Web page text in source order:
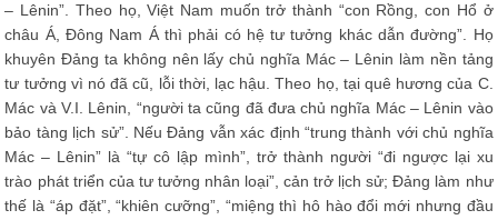
– Lênin”. Theo họ, Việt Nam muốn trở thành “con Rồng, con Hổ ở
châu Á, Đông Nam Á thì phải có hệ tư tưởng khác dẫn đường”. Họ
khuyên Đảng ta không nên lấy chủ nghĩa Mác – Lênin làm nền tảng
tư tưởng vì nó đã cũ, lỗi thời, lạc hậu. Theo họ, tại quê hương của C.
Mác và V.I. Lênin, “người ta cũng đã đưa chủ nghĩa Mác – Lênin vào
bảo tàng lịch sử”. Nếu Đảng vẫn xác định “trung thành với chủ nghĩa
Mác – Lênin” là “tự cô lập mình”, trở thành người “đi ngược lại xu
trào phát triển của tư tưởng nhân loại”, cản trở lịch sử; Đảng làm như
thế là “áp đặt”, “khiên cưỡng”, “miệng thì hô hào đổi mới nhưng đầu